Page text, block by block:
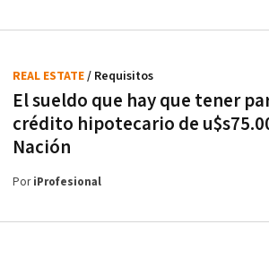
El sueldo que hay que tener
crédito hipotecario de
Nación
REAL ESTATE/ Requisitos
PoriProfesional